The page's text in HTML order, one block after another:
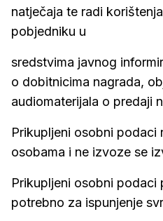
natječaja te radi
pobjedniku u
sredstvima javnog
o dobitnicima nagrada,
audiomaterijala o predaji
Prikupljeni osobni podaci
osobama i ne izvoze se
Prikupljeni osobni podaci
potrebno za ispunjenje